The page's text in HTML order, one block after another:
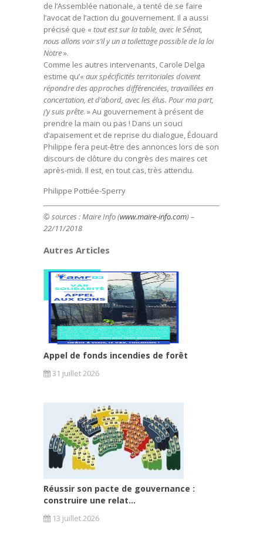
de l’Assemblée nationale, a tenté de se faire
l’avocat de l’action du gouvernement. Il a aussi
précisé que « tout est sur la table, avec le Sénat,
nous allons voir s’il y un a toilettage possible de la loi
Notre».
Comme les autres intervenants, Carole Delga
estime qu’« aux spécificités territoriales doivent
répondre des approches différenciées, travaillées en
concertation, et d’abord, avec les élus. Pour ma part,
j’y suis prête. » Au gouvernement à présent de
prendre la main ou pas ! Dans un souci
d’apaisement et de reprise du dialogue, Édouard
Philippe fera peut-être des annonces lors de son
discours de clôture du congrès des maires cet
après-midi. Il est, en tout cas, très attendu.
Philippe Pottiée-Sperry
© sources : Maire Info (www.maire-info.com) –
22/11/2018
Autres Articles
Appel de fonds incendies de forêt
31 juillet 2026
Réussir son pacte de gouvernance :
construire une relat...
13 juillet 2026